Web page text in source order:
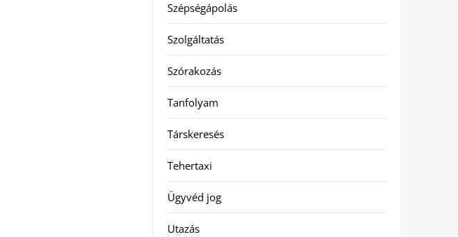
Szépségápolás
Szolgáltatás
Szórakozás
Tanfolyam
Társkeresés
Tehertaxi
Ügyvéd jog
Utazás